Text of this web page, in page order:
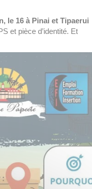
le 16 à Pinai et Tipaerui
et pièce d’identité. Et